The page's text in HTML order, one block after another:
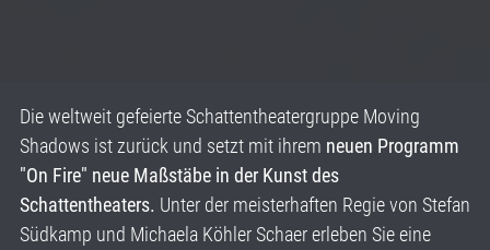
Die weltweit gefeierte Schattentheatergruppe Moving
Shadows ist zurück und setzt mit ihrem neuen Programm
"On Fire" neue Maßstäbe in der Kunst des
Schattentheaters. Unter der meisterhaften Regie von Stefan
Südkamp und Michaela Köhler Schaer erleben Sie eine